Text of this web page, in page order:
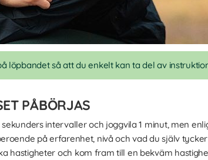
löpbandet så att du enkelt kan ta del av
PÅBÖRJAS
sekunders intervaller och joggvila 1 minut, men
på erfarenhet, nivå och vad du själv
hastigheter och kom fram till en bekväm